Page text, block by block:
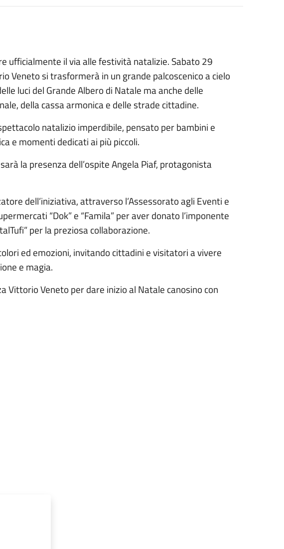
ufficialmente il via alle festività natalizie. Sabato 29
Veneto si trasformerà in un grande palcoscenico a cielo
luci del Grande Albero di Natale ma anche delle
della cassa armonica e delle strade cittadine.
natalizio imperdibile, pensato per bambini e
e momenti dedicati ai più piccoli.
la presenza dell’ospite Angela Piaf, protagonista
dell’iniziativa, attraverso l’Assessorato agli Eventi e
“Dok” e “Famila” per aver donato l’imponente
per la preziosa collaborazione.
ed emozioni, invitando cittadini e visitatori a vivere
e magia.
Vittorio Veneto per dare inizio al Natale canosino con